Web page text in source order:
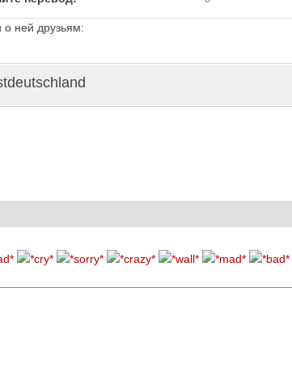
о ней друзьям: